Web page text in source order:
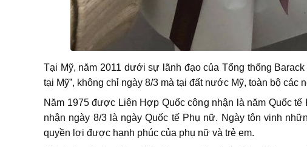
Tại Mỹ, năm 2011 dưới sự lãnh đạo của Tổng thống
tại Mỹ”, không chỉ ngày 8/3 mà tại đất nước Mỹ, toàn bộ các
Năm 1975 được Liên Hợp Quốc công nhận là năm Quốc
nhận ngày 8/3 là ngày Quốc tế Phụ nữ. Ngày tôn vinh
quyền lợi được hạnh phúc của phụ nữ và trẻ em.